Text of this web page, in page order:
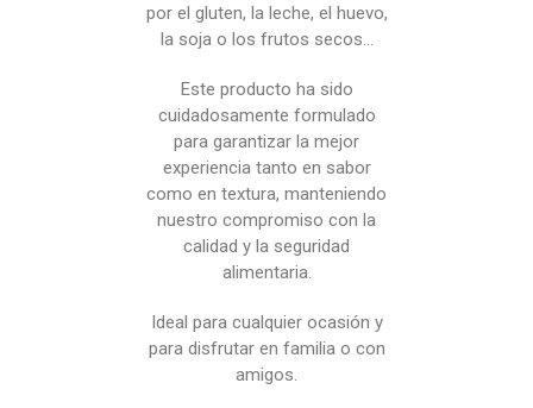
por el gluten, la leche, el huevo,
la soja o los frutos secos…
Este producto ha sido
cuidadosamente formulado
para garantizar la mejor
experiencia tanto en sabor
como en textura, manteniendo
nuestro compromiso con la
calidad y la seguridad
alimentaria.
Ideal para cualquier ocasión y
para disfrutar en familia o con
amigos.